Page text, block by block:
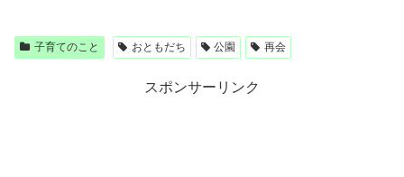
子育てのこと おともだち 公園 再会
スポンサーリンク